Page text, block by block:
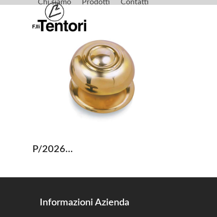
Skip
Chi siamo Prodotti Contatti
P/2026…
Informazioni Azienda